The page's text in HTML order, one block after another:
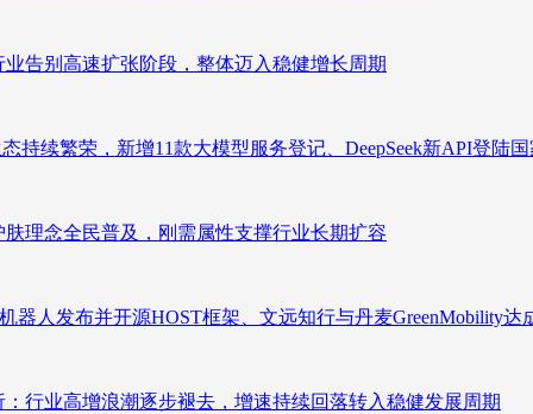
告别高速扩张阶段，整体迈入稳健增长周期
续繁荣，新增11款大模型服务登记、DeepSeek新API登陆
理念全民普及，刚需属性支撑行业长期扩容
器人发布并开源HOST框架、文远知行与丹麦GreenMobility达
行业高增浪潮逐步褪去，增速持续回落转入稳健发展周期